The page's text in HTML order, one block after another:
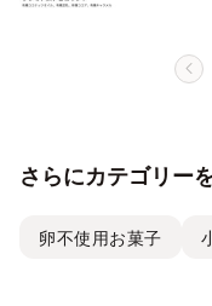
さらにカテゴリー
卵不使用お菓子